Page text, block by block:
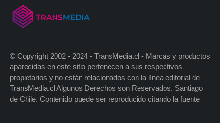
© Copyright 2002 - 2024 - TransMedia.cl - Marcas y productos
aparecidas en este sitio pertenecen a sus respectivos
propietarios y no están relacionados con la línea editorial de
TransMedia.cl Algunos Derechos son Reservados. Santiago
de Chile. Contenido puede ser reproducido citando la fuente